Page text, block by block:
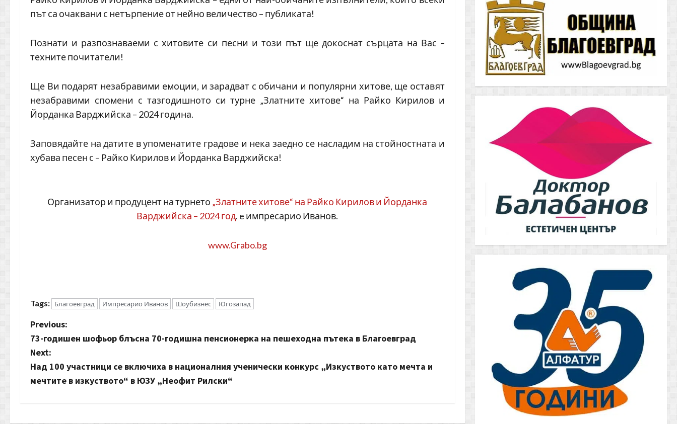
път са очаквани с нетърпение от нейно величество – публиката!
Познати и разпознаваеми с хитовите си песни и този път ще докоснат сърцата на Вас –
техните почитатели!
Ще Ви подарят незабравими емоции, и зарадват с обичани и популярни хитове, ще оставят
незабравими спомени с тазгодишното си турне „Златните хитове“ на Райко Кирилов и
Йорданка Варджийска – 2024 година.
Заповядайте на датите в упоменатите градове и нека заедно се насладим на стойностната и
хубава песен с – Райко Кирилов и Йорданка Варджийска!
Организатор и продуцент на турнето „Златните хитове“ на Райко Кирилов и Йорданка
Варджийска – 2024 год. e импресарио Иванов.
www.Grabo.bg
Tags: Благоевград Импресарио Иванов Шоубизнес Югозапад
P
o
s
Previous:
73-годишен шофьор блъсна 70-годишна пенсионерка на пешеходна пътека в Благоевград
Next:
Над 100 участници се включиха в националния ученически конкурс „Изкуството като мечта и
мечтите в изкуството“ в ЮЗУ „Неофит Рилски“